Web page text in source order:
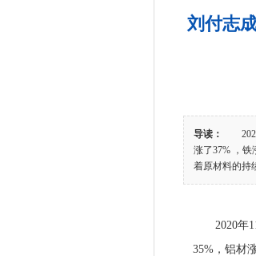
刘付志
导读：
2020
涨了37% ，铁
着原材料的持
2020年11
35%，铝材